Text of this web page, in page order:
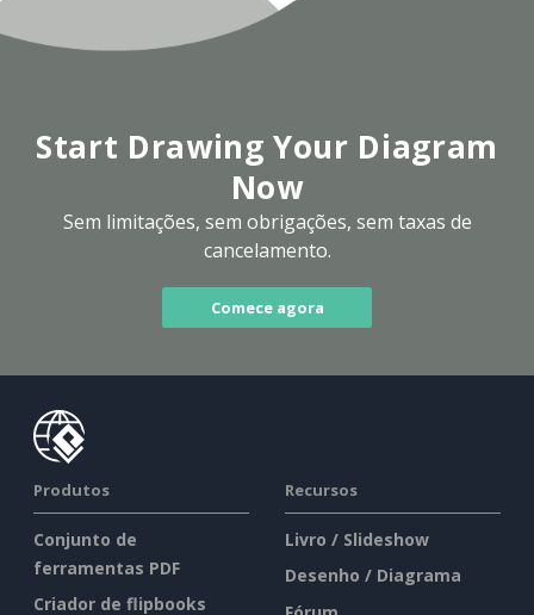
Start Drawing Your Diagram
Now
Sem limitações, sem obrigações, sem taxas de
cancelamento.
Comece agora
Produtos
Conjunto de
ferramentas PDF
Criador de flipbooks
Recursos
Livro / Slideshow
Desenho / Diagrama